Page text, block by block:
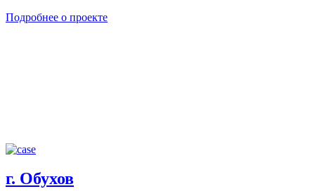
Подробнее о проекте
г. Обухов